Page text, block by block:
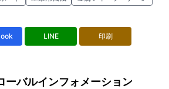
LINE 印刷
ーバルインフォメーション